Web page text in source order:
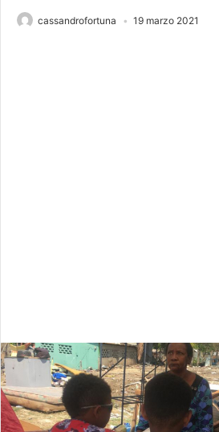
cassandrofortuna 19 marzo 2021